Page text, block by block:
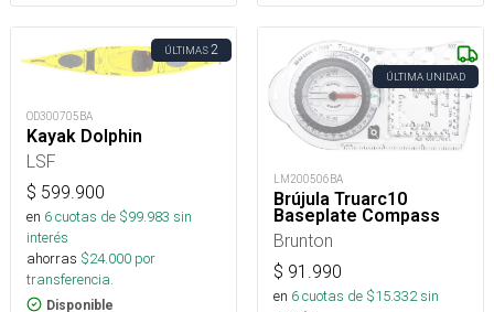
ÚLTIMAS2
OD300705BA
Kayak Dolphin
LSF
$ 599.900
en 6cuotas de $99.983 sin
interés
ahorras $24.000 por
transferencia.
Disponible
ÚLTIMA UNIDAD
LM200506BA
Brújula Truarc10
Baseplate Compass
Brunton
$ 91.990
en 6cuotas de $15.332sin